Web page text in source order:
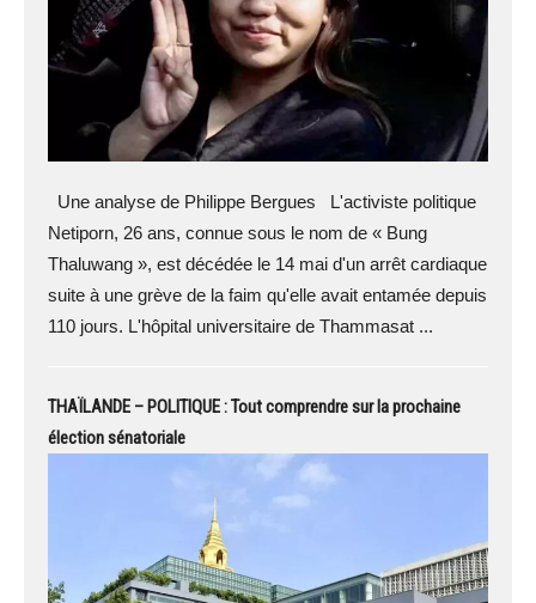
Une analyse de Philippe Bergues L'activiste politique
Netiporn, 26 ans, connue sous le nom de « Bung
Thaluwang », est décédée le 14 mai d'un arrêt cardiaque
suite à une grève de la faim qu'elle avait entamée depuis
110 jours. L'hôpital universitaire de Thammasat ...
THAÏLANDE – POLITIQUE : Tout comprendre sur la prochaine
élection sénatoriale